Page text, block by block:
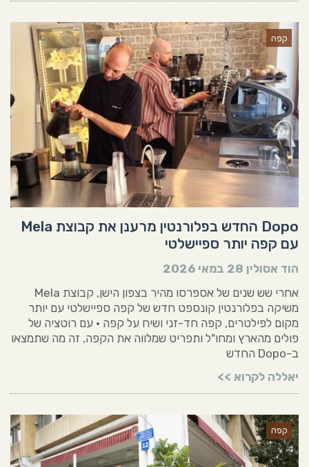
קפה
Dopo החדש בפלורנטין מרענן את קבוצת Mela
עם קפה יותר ספיישלטי
הוד אסולין 28 במאי 2026
אחרי שש שנים של אספרסו מהיר בצפון הישן, קבוצת Mela
משיקה בפלורנטין קונספט חדש של קפה ספיישלטי עם יותר
מקום לפילטרים, קפה חד-זני ושיח על קפה • עם רוטציה של
פולים מהארץ ומחו"ל ותפריט שמלווה את הקפה, זה מה שתמצאו
ב-Dopo החדש
יאללה לקרוא >>
קפה